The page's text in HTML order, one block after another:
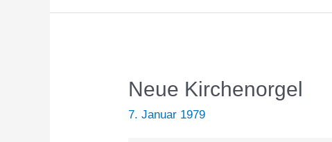
Neue Kirchenorgel
7. Januar 1979